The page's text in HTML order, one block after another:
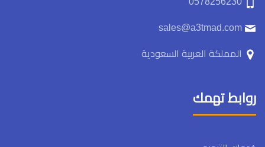
المملكة العربية السعودية
روابط تهمك